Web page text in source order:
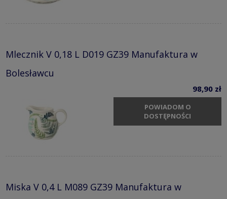
Mlecznik V 0,18 L D019 GZ39 Manufaktura w
Bolesławcu
98,90 zł
POWIADOM O
DOSTĘPNOŚCI
Miska V 0,4 L M089 GZ39 Manufaktura w